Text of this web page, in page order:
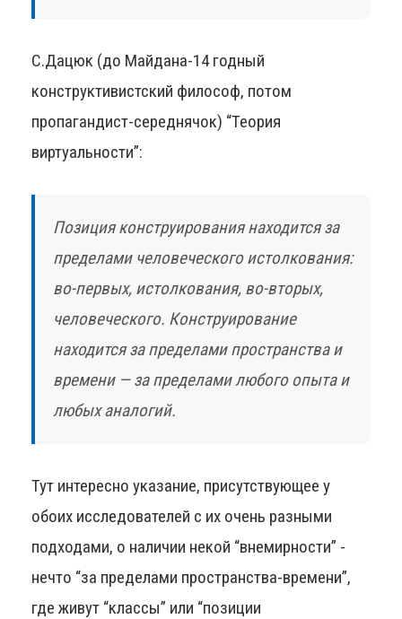
С.Дацюк (до Майдана-14 годный
конструктивистский философ, потом
пропагандист-середнячок) “Теория
виртуальности”:
Позиция конструирования находится за
пределами человеческого истолкования:
во-первых, истолкования, во-вторых,
человеческого. Конструирование
находится за пределами пространства и
времени — за пределами любого опыта и
любых аналогий.
Тут интересно указание, присутствующее у
обоих исследователей с их очень разными
подходами, о наличии некой “внемирности” -
нечто “за пределами пространства-времени”,
где живут “классы” или “позиции